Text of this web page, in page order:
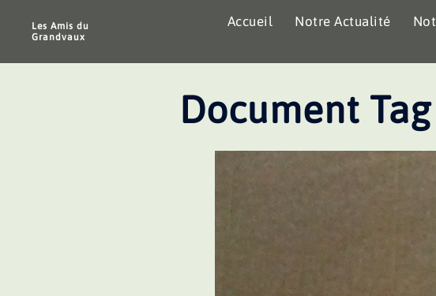
Les Amis du
Grandvaux
Accueil Notre Actualité
Document